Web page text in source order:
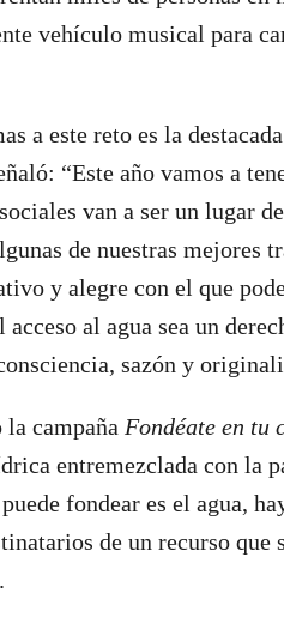
vehículo musical para
a este reto es la
“Este año vamos a
van a ser un lugar
de nuestras mejores
y alegre con el que
al agua sea un
sazón y
campaña Fondéate en tu
entremezclada con la
fondear es el agua,
de un recurso que